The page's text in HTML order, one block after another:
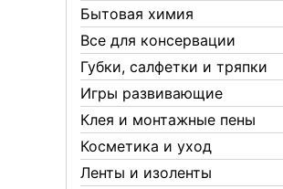
Бытовая химия
Все для консервации
Губки, салфетки и тряпки
Игры развивающие
Клея и монтажные пены
Косметика и уход
Ленты и изоленты